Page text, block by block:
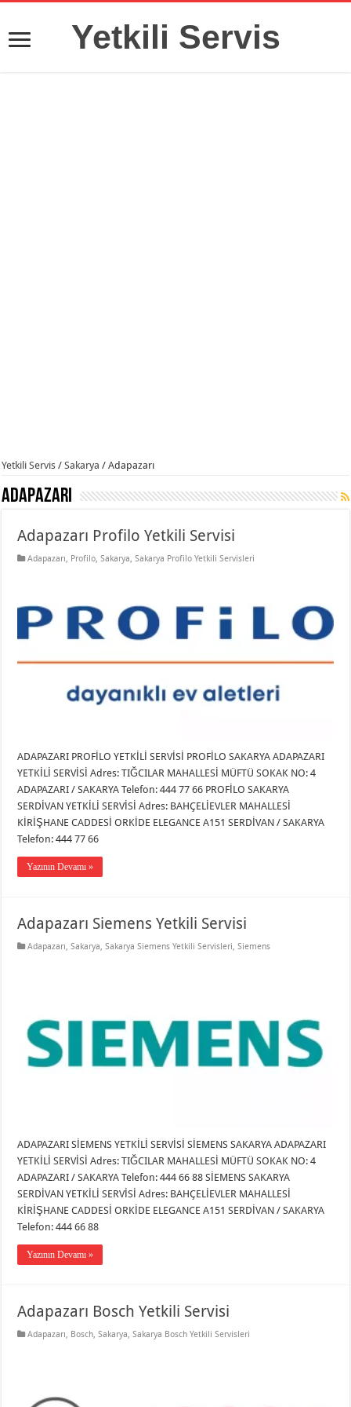
Yetkili Servis
Yetkili Servis / Sakarya / Adapazarı
Adapazarı
Adapazarı Profilo Yetkili Servisi
Adapazarı, Profilo,Sakarya,Sakarya Profilo Yetkili Servisleri
ADAPAZARI PROFİLO YETKİLİ SERVİSİ PROFİLO SAKARYA ADAPAZARI
YETKİLİ SERVİSİ Adres: TIĞCILAR MAHALLESİ MÜFTÜ SOKAK NO: 4
ADAPAZARI / SAKARYA Telefon: 444 77 66 PROFİLO SAKARYA
SERDİVAN YETKİLİ SERVİSİ Adres: BAHÇELİEVLER MAHALLESİ
KİRİŞHANE CADDESİ ORKİDE ELEGANCE A151 SERDİVAN / SAKARYA
Telefon: 444 77 66
Yazının Devamı »
Adapazarı Siemens Yetkili Servisi
Adapazarı,Sakarya,Sakarya Siemens Yetkili Servisleri,Siemens
ADAPAZARI SİEMENS YETKİLİ SERVİSİ SİEMENS SAKARYA ADAPAZARI
YETKİLİ SERVİSİ Adres: TIĞCILAR MAHALLESİ MÜFTÜ SOKAK NO: 4
ADAPAZARI / SAKARYA Telefon: 444 66 88 SİEMENS SAKARYA
SERDİVAN YETKİLİ SERVİSİ Adres: BAHÇELİEVLER MAHALLESİ
KİRİŞHANE CADDESİ ORKİDE ELEGANCE A151 SERDİVAN / SAKARYA
Telefon: 444 66 88
Yazının Devamı »
Adapazarı Bosch Yetkili Servisi
Adapazarı Bosch ,Sakarya ,Sakarya Bosch Yetkili Servisleri